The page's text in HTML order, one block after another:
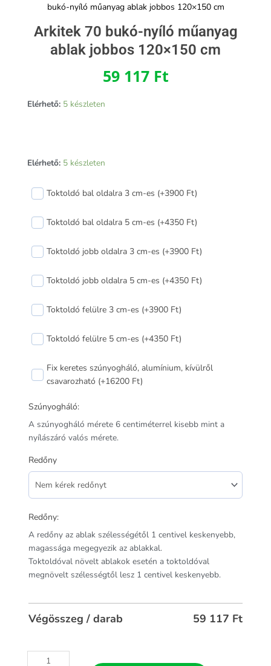
bukó-nyíló műanyag ablak jobbos 120×150 cm
Arkitek 70 bukó-nyíló műanyag
ablak jobbos 120×150 cm
59 117 Ft
Elérhető: 5 készleten
Elérhető: 5 készleten
Toktoldó bal oldalra 3 cm-es (+3900 Ft)
Toktoldó bal oldalra 5 cm-es (+4350 Ft)
Toktoldó jobb oldalra 3 cm-es (+3900 Ft)
Toktoldó jobb oldalra 5 cm-es (+4350 Ft)
Toktoldó felülre 3 cm-es (+3900 Ft)
Toktoldó felülre 5 cm-es (+4350 Ft)
Fix keretes szúnyogháló, alumínium, kívülről
csavarozható (+16200 Ft)
Szúnyogháló:
A szúnyogháló mérete 6 centiméterrel kisebb mint a
nyílászáró valós mérete.
Redőny
Redőny:
A redőny az ablak szélességétől 1 centivel keskenyebb,
magassága megegyezik az ablakkal.
Toktoldóval növelt ablakok esetén a toktoldóval
megnövelt szélességtől lesz 1 centivel keskenyebb.
Végösszeg / darab 59 117 Ft
Arkitek
bukó-
nyíló
műanyag
ablak
120x150
mennyiség